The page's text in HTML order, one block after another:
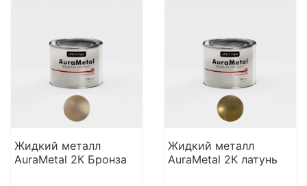
Жидкий металл
AuraMetal 2К Бронза
Жидкий металл
AuraMetal 2К латунь